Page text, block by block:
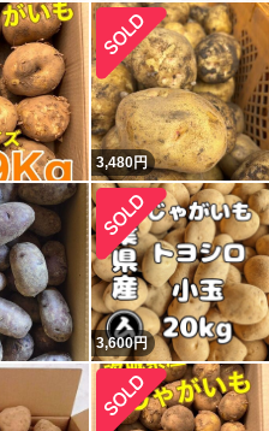
3,480円
3,600円